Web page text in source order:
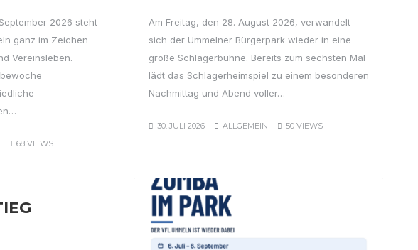
2026 steht
ganz im Zeichen
Vereinsleben.
68 VIEWS
Am Freitag, den 28. August 2026, verwandelt
sich der Ummelner Bürgerpark wieder in eine
große Schlagerbühne. Bereits zum sechsten Mal
lädt das Schlagerheimspiel zu einem besonderen
Nachmittag und Abend voller…
30. JULI 2026 ALLGEMEIN 50 VIEWS